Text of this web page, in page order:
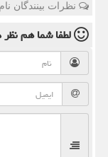
نظرات بینندگان
لطفا شما هم